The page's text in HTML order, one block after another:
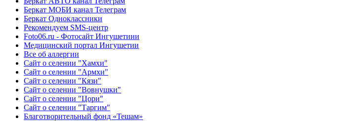
Беркат МОБИ канал Телеграм
Беркат Одноклассники
Рекомендуем SMS-центр
Foto06.ru - Фотосайт Ингушетиии
Медицинский портал Ингушетии
Все об аллергии
Сайт о селении "Хамхи"
Сайт о селении "Армхи"
Сайт о селении "Кязи"
Сайт о селении "Вовнушки"
Сайт о селении "Цори"
Сайт о селении "Таргим"
Благотворительный фонд «Тешам»